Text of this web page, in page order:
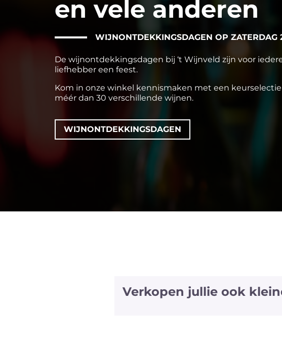
en vele anderen
WIJNONTDEKKINGSDAGEN OP ZATERDAG
De wijnontdekkingsdagen bij ‘t Wijnveld zijn voor
liefhebber een feest.
Kom in onze winkel kennismaken met een
méér dan 30 verschillende wijnen.
WIJNONTDEKKINGSDAGEN
Verkopen jullie ook